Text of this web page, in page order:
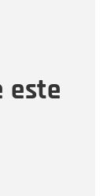
este